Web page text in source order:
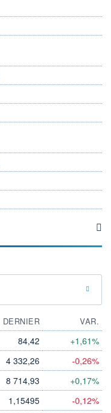
DERNIER
VAR.
84,42 +1,61%
4 332,26 -0,26%
8 714,93 +0,17%
1,15495 -0,12%